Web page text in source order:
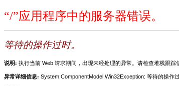
“/”应用程序中的服务器错误。
等待的操作过时。
说明: 执行当前 Web 请求期间，出现未经处理的异常。请检查堆栈跟
异常详细信息: System.ComponentModel.Win32Exception: 等待的操作过